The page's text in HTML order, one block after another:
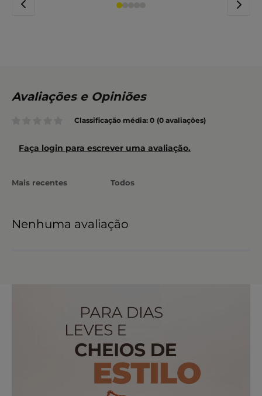
Classificação média: 0 (0 avaliações)
Faça login para escrever uma avaliação.
Mais recentes Todos
Nenhuma avaliação